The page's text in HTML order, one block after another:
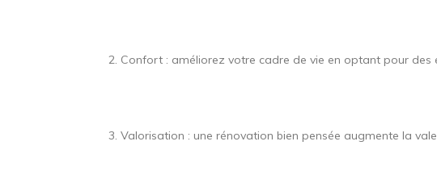
2. Confort : améliorez votre cadre de vie en optant pour des
3. Valorisation : une rénovation bien pensée augmente la